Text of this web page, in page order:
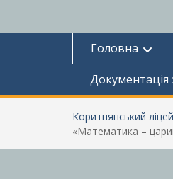
Головна
Документація
Коритнянський
«Математика –